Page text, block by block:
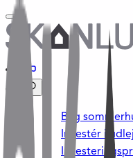
Byg
Investér i